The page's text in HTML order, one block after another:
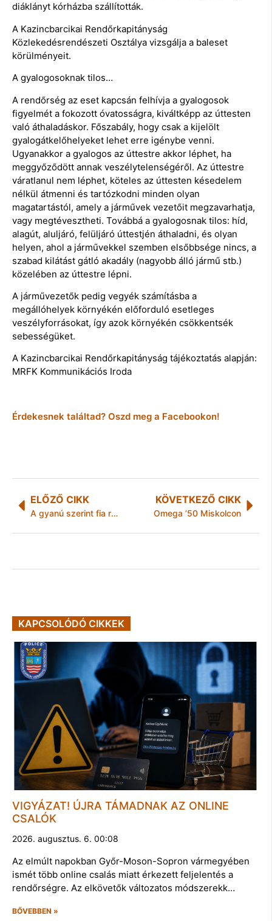
diáklányt kórházba szállították.
A Kazincbarcikai Rendőrkapitányság
Közlekedésrendészeti Osztálya vizsgálja a baleset
körülményeit.
A gyalogosoknak tilos…
A rendőrség az eset kapcsán felhívja a gyalogosok
figyelmét a fokozott óvatosságra, kiváltképp az úttesten
való áthaladáskor. Főszabály, hogy csak a kijelölt
gyalogátkelőhelyeket lehet erre igénybe venni.
Ugyanakkor a gyalogos az úttestre akkor léphet, ha
meggyőződött annak veszélytelenségéről. Az úttestre
váratlanul nem léphet, köteles az úttesten késedelem
nélkül átmenni és tartózkodni minden olyan
magatartástól, amely a járművek vezetőit megzavarhatja,
vagy megtévesztheti. Továbbá a gyalogosnak tilos: híd,
alagút, aluljáró, felüljáró úttestjén áthaladni, és olyan
helyen, ahol a járművekkel szemben elsőbbsége nincs, a
szabad kilátást gátló akadály (nagyobb álló jármű stb.)
közelében az úttestre lépni.
A járművezetők pedig vegyék számításba a
megállóhelyek környékén előforduló esetleges
veszélyforrásokat, így azok környékén csökkentsék
sebességüket.
A Kazincbarcikai Rendőrkapitányság tájékoztatás alapján:
MRFK Kommunikációs Iroda
Érdekesnek találtad? Oszd meg a Facebookon!
ELŐZŐ CIKK
A gyanú szerint fia rabolta ki az apját
KÖVETKEZŐ CIKK
Omega ’50 Miskolcon
KAPCSOLÓDÓ CIKKEK
VIGYÁZAT! ÚJRA TÁMADNAK AZ ONLINE
CSALÓK
2026. augusztus. 6. 00:08
Az elmúlt napokban Győr-Moson-Sopron vármegyében
ismét több online csalás miatt érkezett feljelentés a
rendőrségre. Az elkövetők változatos módszerekk…
BŐVEBBEN »